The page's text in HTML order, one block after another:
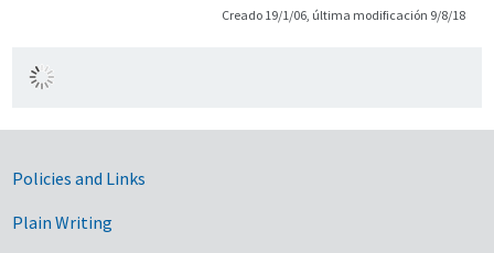
Creado 19/1/06, última modificación 9/8/18
Government Links
Policies and Links
Plain Writing